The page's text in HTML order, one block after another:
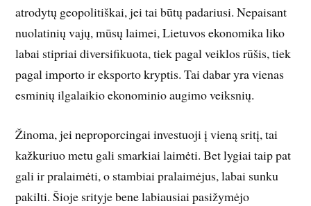
atrodytų geopolitiškai, jei tai būtų padariusi. Nepaisant
nuolatinių vajų, mūsų laimei, Lietuvos ekonomika liko
labai stipriai diversifikuota, tiek pagal veiklos rūšis, tiek
pagal importo ir eksporto kryptis. Tai dabar yra vienas
esminių ilgalaikio ekonominio augimo veiksnių.
Žinoma, jei neproporcingai investuoji į vieną sritį, tai
kažkuriuo metu gali smarkiai laimėti. Bet lygiai taip pat
gali ir pralaimėti, o stambiai pralaimėjus, labai sunku
pakilti. Šioje srityje bene labiausiai pasižymėjo